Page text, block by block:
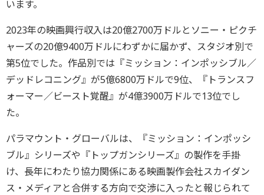
います。
2023年の映画興行収入は20億2700万ドルとソニー・ピクチ
ャーズの20億9400万ドルにわずかに届かず、スタジオ別で
第5位でした。作品別では『ミッション：インポッシブル／
デッドレコニング』が5億6800万ドルで9位、『トランスフ
ォーマー／ビースト覚醒』が4億3900万ドルで13位でし
た。
パラマウント・グローバルは、『ミッション：インポッシ
ブル』シリーズや『トップガンシリーズ』の製作を手掛
け、長年にわたり協力関係にある映画製作会社スカイダン
ス・メディアと合併する方向で交渉に入ったと報じられて